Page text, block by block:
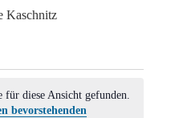
Kaschnitz
für diese Ansicht gefunden.
bevorstehenden